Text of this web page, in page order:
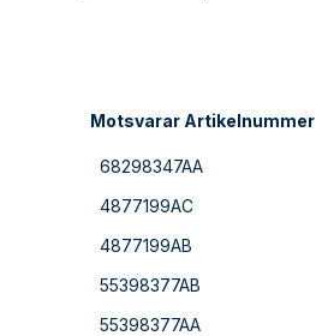
Motsvarar Artikelnummer
68298347AA
4877199AC
4877199AB
55398377AB
55398377AA